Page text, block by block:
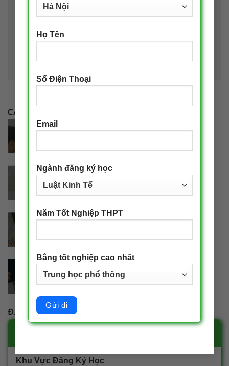
Họ Tên
Số Điện Thoại
Email
Ngành đăng ký học
Năm Tốt Nghiệp THPT
Bằng tốt nghiệp cao nhất
duyệt này cho lần bình luận kế tiếp của tôi.
CÁC NGÀNH ĐÀO TẠO
ĐĂNG KÝ TƯ VẤN
Khu Vực Đăng Ký Học